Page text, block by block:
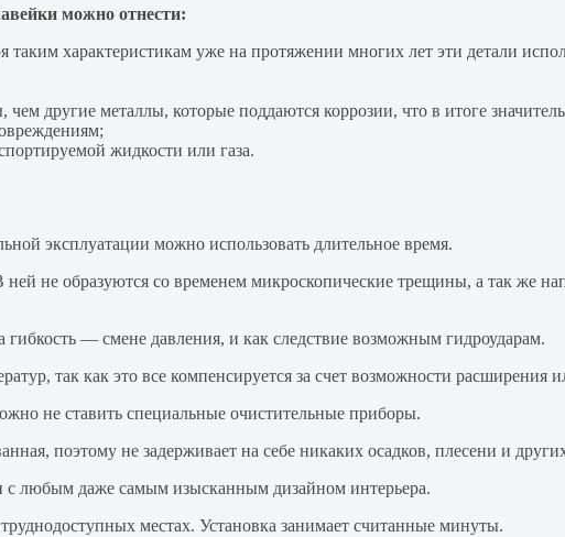
можно отнести:
характеристикам уже на протяжении многих лет эти детали
другие металлы, которые поддаются коррозии, что в итоге
жидкости или газа.
эксплуатации можно использовать длительное время.
не образуются со временем микроскопические трещины, а так же
гибкость — смене давления, и как следствие возможным гидроударам.
так как это все компенсируется за счет возможности расширения
не ставить специальные очистительные приборы.
поэтому не задерживает на себе никаких осадков, плесени и
с любым даже самым изысканным дизайном интерьера.
местах. Установка занимает считанные минуты.